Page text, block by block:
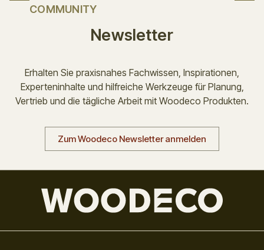
COMMUNITY
Newsletter
Erhalten Sie praxisnahes Fachwissen, Inspirationen,
Experteninhalte und hilfreiche Werkzeuge für Planung,
Vertrieb und die tägliche Arbeit mit Woodeco Produkten.
Zum Woodeco Newsletter anmelden